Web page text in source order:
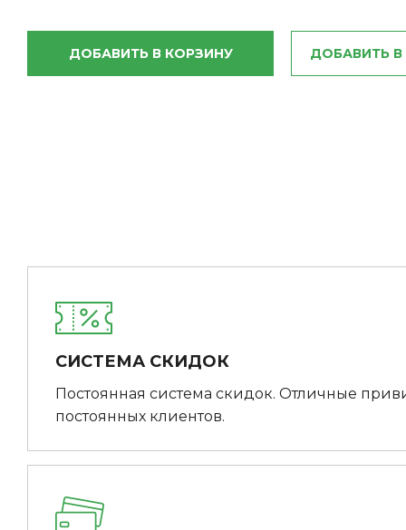
ДОБАВИТЬ В КОРЗИНУ ДОБАВИТЬ
СИСТЕМА СКИДОК
Постоянная система скидок. Отличные
постоянных клиентов.